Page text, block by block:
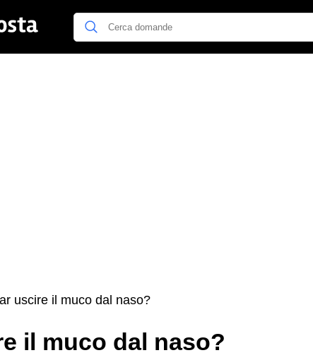
uscire il muco dal naso?
il muco dal naso?